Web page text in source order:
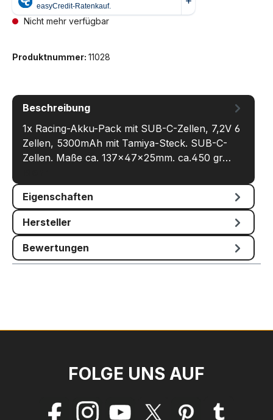
Nicht mehr verfügbar
Produktnummer: 11028
Beschreibung
1x Racing-Akku-Pack mit SUB-C-Zellen, 7,2V 6
Zellen, 5300mAh mit Tamiya-Steck. SUB-C-
Zellen. Maße ca. 137x47x25mm. ca.450 gr…
Eigenschaften
Hersteller
Bewertungen
FOLGE UNS AUF